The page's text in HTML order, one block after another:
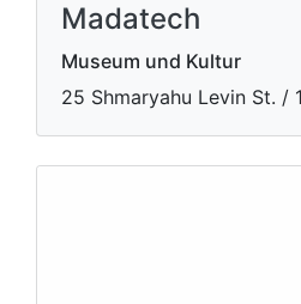
Madatech
Museum und Kultur
​25 Shmaryahu Levin St. /